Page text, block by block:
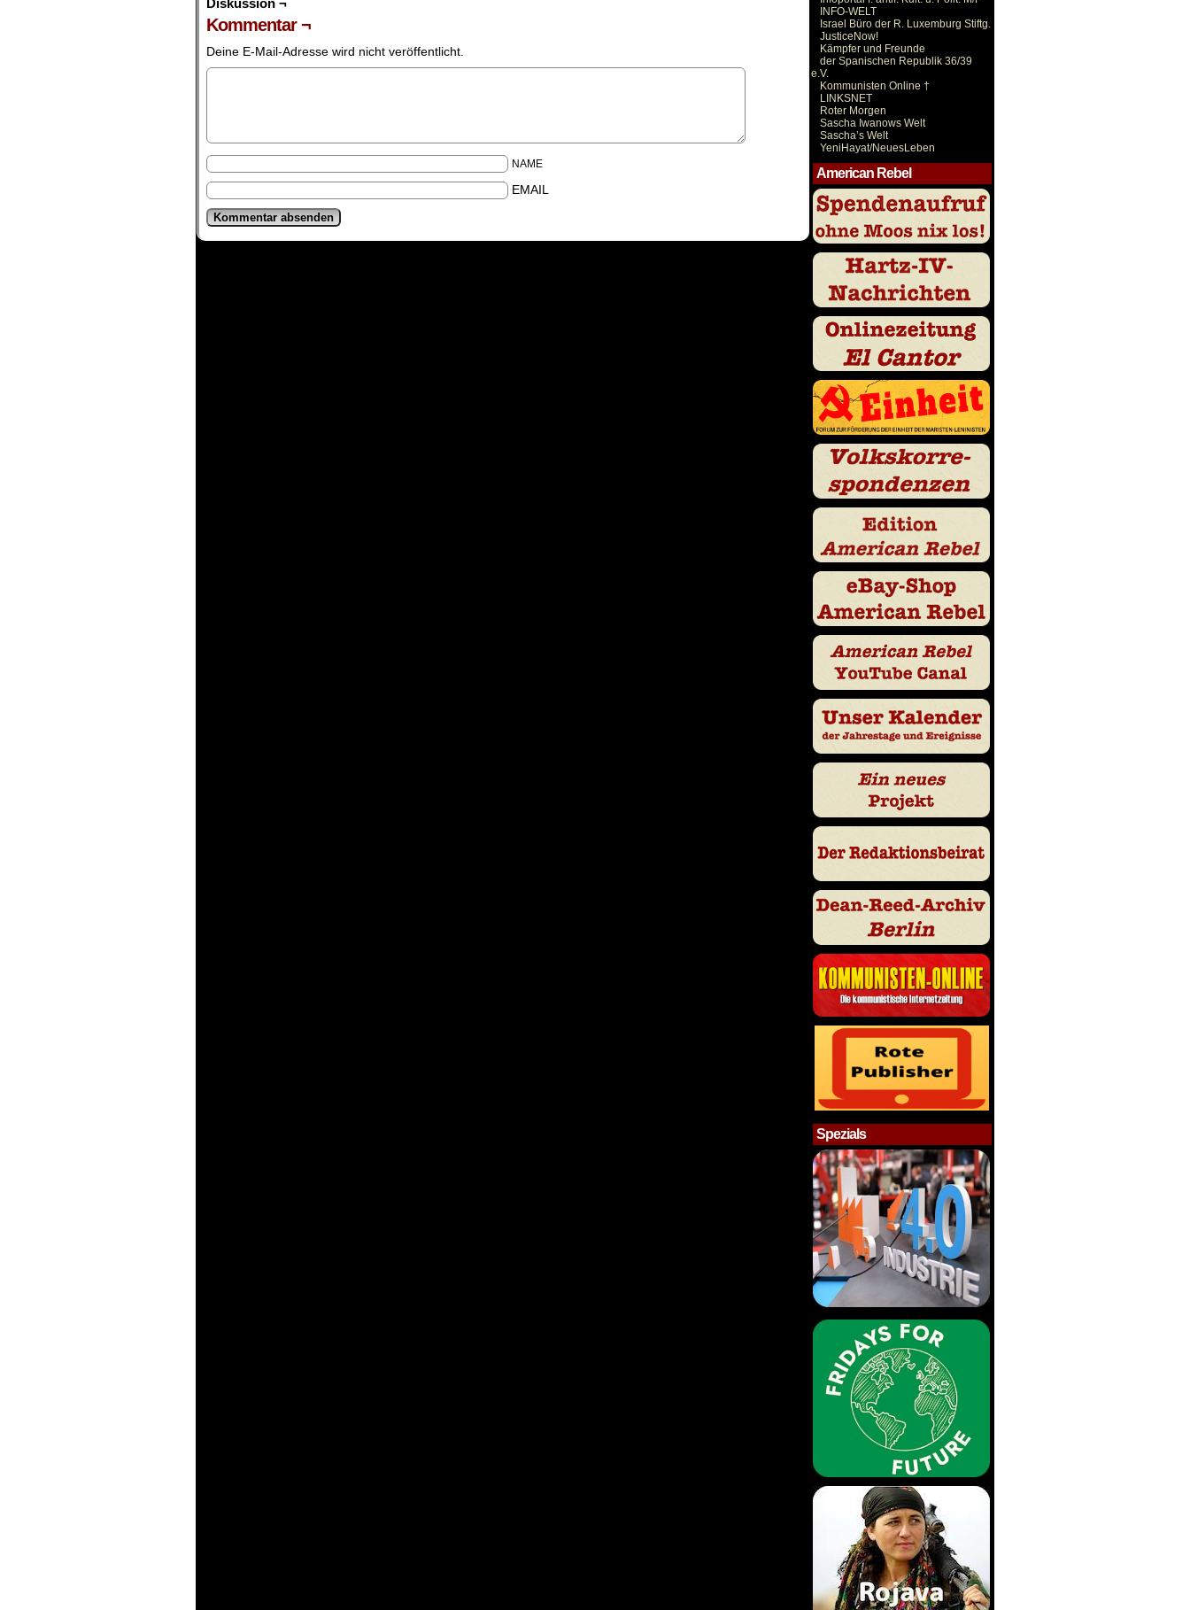
Diskussion ¬
Kommentar ¬
Deine E-Mail-Adresse wird nicht veröffentlicht.
NAME
EMAIL
INFO-WELT
Israel Büro der R. Luxemburg Stiftg.
JusticeNow!
Kämpfer und Freunde
der Spanischen Republik 36/39
e.V.
Kommunisten Online †
LINKSNET
Roter Morgen
Sascha Iwanows Welt
Sascha’s Welt
YeniHayat/NeuesLeben
American Rebel
Spezials